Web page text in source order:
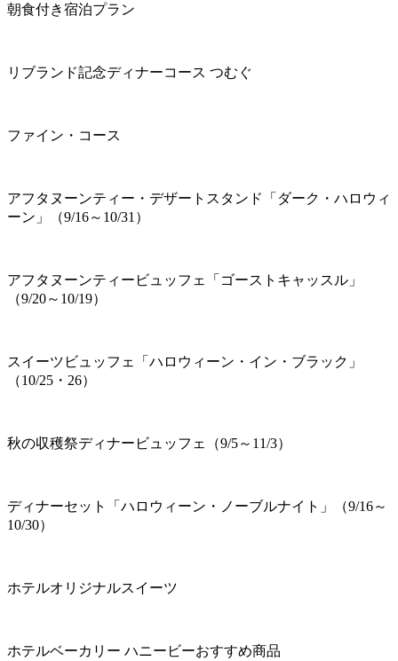
朝食付き宿泊プラン
リブランド記念ディナーコース つむぐ
ファイン・コース
アフタヌーンティー・デザートスタンド「ダーク・ハロウィ
ーン」（9/16～10/31）
アフタヌーンティービュッフェ「ゴーストキャッスル」
（9/20～10/19）
スイーツビュッフェ「ハロウィーン・イン・ブラック」
（10/25・26）
秋の収穫祭ディナービュッフェ（9/5～11/3）
ディナーセット「ハロウィーン・ノーブルナイト」（9/16～
10/30）
ホテルオリジナルスイーツ
ホテルベーカリー ハニービーおすすめ商品